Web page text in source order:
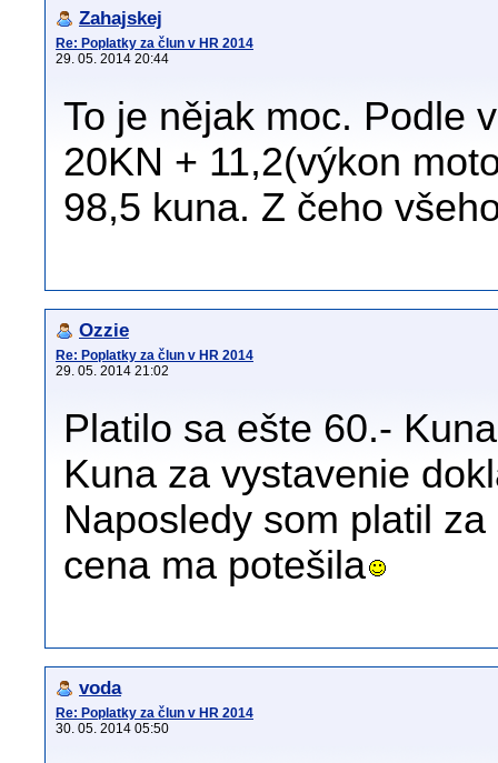
Zahajskej
Re: Poplatky za člun v HR 2014
29. 05. 2014 20:44
To je nějak moc. Podle
20KN + 11,2(výkon
98,5 kuna. Z čeho
Ozzie
Re: Poplatky za člun v HR 2014
29. 05. 2014 21:02
Platilo sa ešte 60.-
Kuna za vystavenie
Naposledy som platil
cena ma potešila
voda
Re: Poplatky za člun v HR 2014
30. 05. 2014 05:50